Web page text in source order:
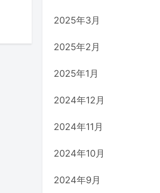
2025年3月
2025年2月
2025年1月
2024年12月
2024年11月
2024年10月
2024年9月